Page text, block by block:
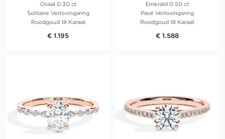
Ovaal 0.30 ct
Solitaire Verlovingsring
Roodgoud 18 Karaat
€ 1.195
Emerald 0.50 ct
Pavé Verlovingsring
Roodgoud 18 Karaat
€ 1.588